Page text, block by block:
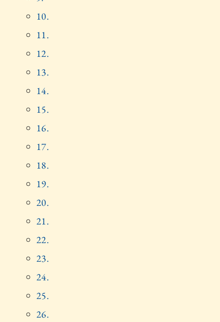
10.
11.
12.
13.
14.
15.
16.
17.
18.
19.
20.
21.
22.
23.
24.
25.
26.